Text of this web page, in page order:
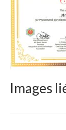
Le
Parrainages
Missions
Actualités
Images